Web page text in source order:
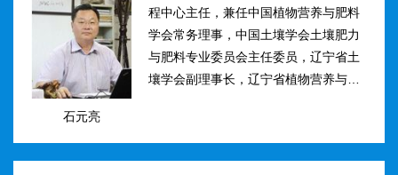
石元亮
程中心主任，兼任中国植物营养与肥料
学会常务理事，中国土壤学会土壤肥力
与肥料专业委员会主任委员，辽宁省土
壤学会副理事长，辽宁省植物营养与肥
家“十二五&rdqu...